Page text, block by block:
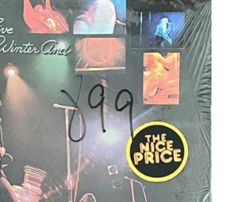
And ‎– Live LP _ In shrink ! _ Top
Copie _ Pressing US
Détails